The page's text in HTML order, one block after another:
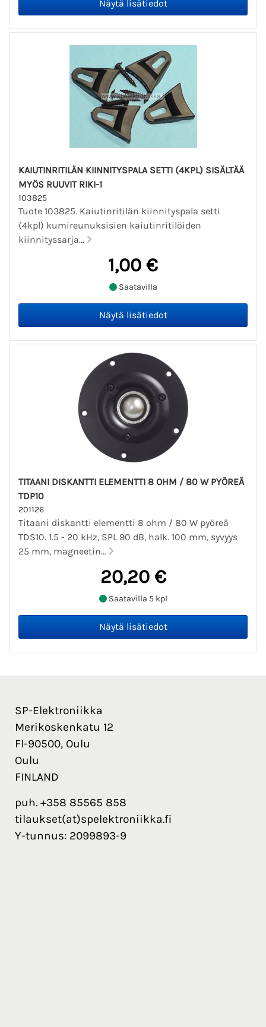
KAIUTINRITILÄN KIINNITYSPALA SETTI (4KPL) SISÄLTÄÄ
MYÖS RUUVIT RIKI-1
103825
Tuote 103825. Kaiutinritilän kiinnityspala setti
(4kpl) kumireunuksisien kaiutinritilöiden
kiinnityssarja...
1,00 €
Saatavilla
TITAANI DISKANTTI ELEMENTTI 8 OHM / 80 W PYÖREÄ
TDP10
201126
Titaani diskantti elementti 8 ohm / 80 W pyöreä
TDS10. 1.5 - 20 kHz, SPL 90 dB, halk. 100 mm, syvyys
25 mm, magneetin...
20,20 €
Saatavilla 5 kpl
SP-Elektroniikka
Merikoskenkatu 12
FI-90500, Oulu
Oulu
FINLAND
puh. +358 85565 858
tilaukset(at)spelektroniikka.fi
Y-tunnus: 2099893-9